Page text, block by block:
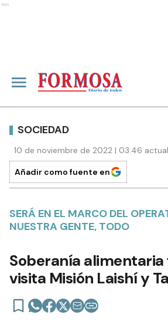
Ads
SOCIEDAD
10 de noviembre de 2022 | 03:46
Añadir como fuente en
SERÁ EN EL MARCO DEL
NUESTRA GENTE, TODO
Soberanía
visita Misión Laishí y